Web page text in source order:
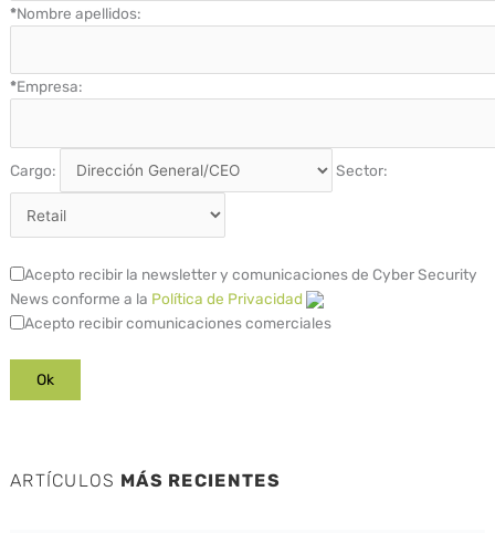
*Nombre apellidos:
*Empresa:
Cargo: Sector:
Acepto recibir la newsletter y comunicaciones de Cyber Security
News conforme a la Política de Privacidad
Acepto recibir comunicaciones comerciales
ARTÍCULOS MÁS RECIENTES